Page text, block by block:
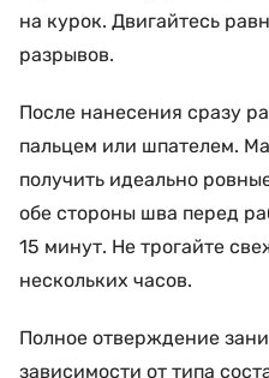
на курок. Двигайтесь
разрывов.
После нанесения сразу
пальцем или шпателем.
получить идеально
обе стороны шва перед
15 минут. Не трогайте
нескольких часов.
Полное отверждение
зависимости от типа